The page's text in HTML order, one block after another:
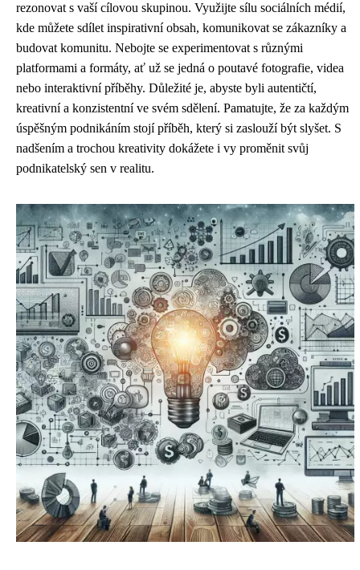
rezonovat s vaší cílovou skupinou. Využijte sílu sociálních médií,
kde můžete sdílet inspirativní obsah, komunikovat se zákazníky a
budovat komunitu. Nebojte se experimentovat s různými
platformami a formáty, ať už se jedná o poutavé fotografie, videa
nebo interaktivní příběhy. Důležité je, abyste byli autentičtí,
kreativní a konzistentní ve svém sdělení. Pamatujte, že za každým
úspěšným podnikáním stojí příběh, který si zaslouží být slyšet. S
nadšením a trochou kreativity dokážete i vy proměnit svůj
podnikatelský sen v realitu.